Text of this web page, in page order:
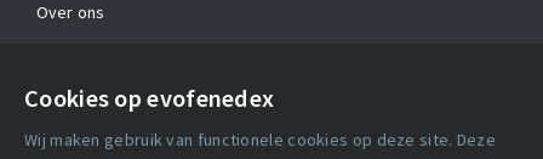
Cookies op evofenedex
Wij maken gebruik van functionele cookies op deze site. Deze
Over ons
Algemene voorwaarden